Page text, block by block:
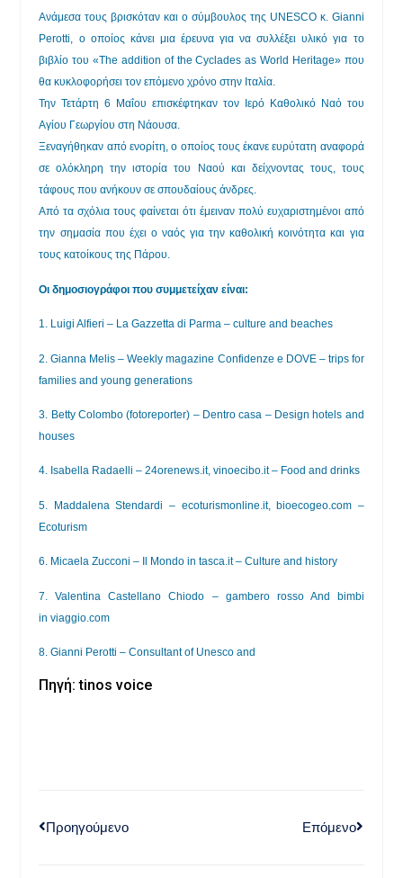
Ανάμεσα τους βρισκόταν και ο σύμβουλος της UNESCO κ. Gianni
Perotti, ο οποίος κάνει μια έρευνα για να συλλέξει υλικό για το
βιβλίο του «The addition of the Cyclades as World Heritage» που
θα κυκλοφορήσει τον επόμενο χρόνο στην Ιταλία.
Την Τετάρτη 6 Μαΐου επισκέφτηκαν τον Ιερό Καθολικό Ναό του
Αγίου Γεωργίου στη Νάουσα.
Ξεναγήθηκαν από ενορίτη, ο οποίος τους έκανε ευρύτατη αναφορά
σε ολόκληρη την ιστορία του Ναού και δείχνοντας τους, τους
τάφους που ανήκουν σε σπουδαίους άνδρες.
Από τα σχόλια τους φαίνεται ότι έμειναν πολύ ευχαριστημένοι από
την σημασία που έχει ο ναός για την καθολική κοινότητα και για
τους κατοίκους της Πάρου.
Οι δημοσιογράφοι που συμμετείχαν είναι:
1. Luigi Alfieri – La Gazzetta di Parma – culture and beaches
2. Gianna Melis – Weekly magazine Confidenze e DOVE – trips for
families and young generations
3. Betty Colombo (fotoreporter) – Dentro casa – Design hotels and
houses
4. Isabella Radaelli –24orenews.it,vinoecibo.it– Food and drinks
5. Maddalena Stendardi – ecoturismonline.it,bioecogeo.com –
Ecoturism
6. Micaela Zucconi – Il Mondo intasca.it– Culture and history
7. Valentina Castellano Chiodo – gambero rosso And bimbi
inviaggio.com
8. Gianni Perotti – Consultant of Unesco and
Πηγή: tinos voice
Προηγούμενο Επόμενο